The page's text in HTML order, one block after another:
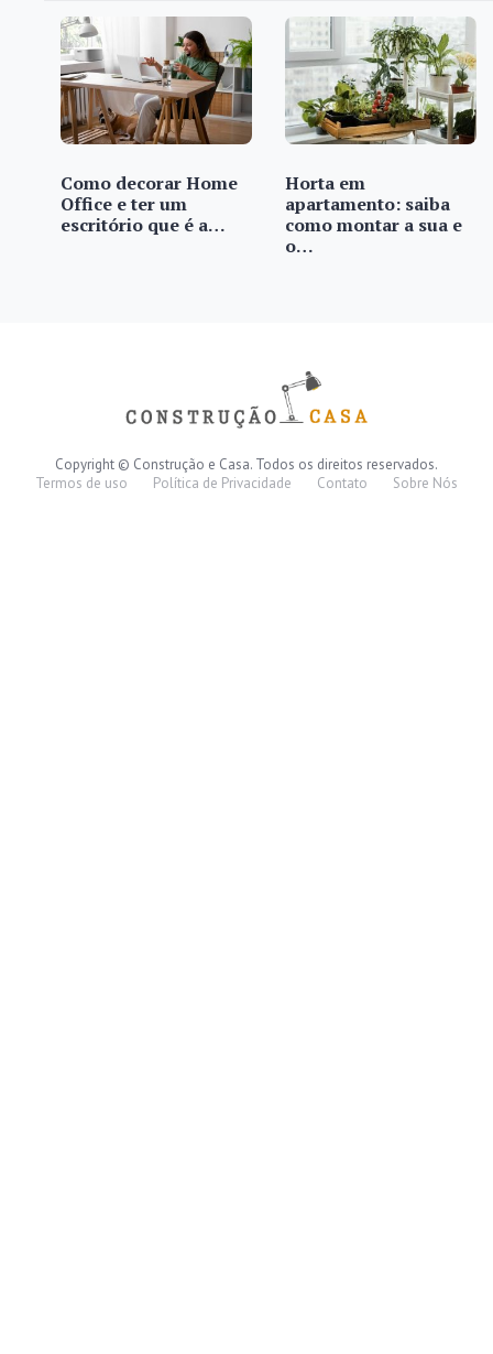
Como decorar Home
Office e ter um
escritório que é a…
Horta em
apartamento: saiba
como montar a sua e
o…
Copyright © Construção e Casa. Todos os direitos reservados.
Termos de uso
Política de Privacidade Contato Sobre Nós